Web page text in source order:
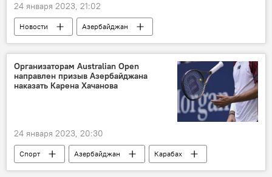
24 января 2023, 21:02
Новости
Азербайджан
Организация экономического сотрудничества (ОЭС)
саммит
Узбекистан
Организаторам Australian Open
направлен призыв Азербайджана
наказать Карена Хачанова
24 января 2023, 20:30
Спорт Азербайджан
Карабах
Россия
Армения
теннис